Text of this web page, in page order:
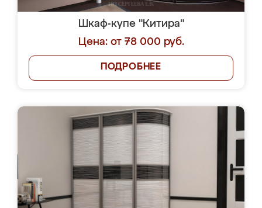
Шкаф-купе "Китира"
Цена: от 78 000 руб.
ПОДРОБНЕЕ